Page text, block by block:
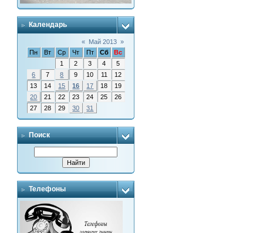
Календарь
« Май 2013 »
Пн
Вт Ср Чт Пт Сб
Вс
1
2 3 4
5
6
7 8 9 10 11
12
13
14 15 16 17 18
19
20
21 22 23 24 25
26
27
28 29 30 31
Поиск
Телефоны